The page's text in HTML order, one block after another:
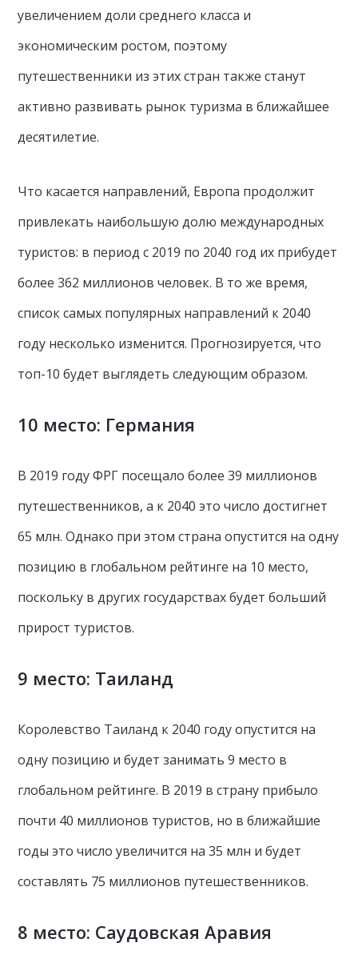
увеличением доли среднего класса и
экономическим ростом, поэтому
путешественники из этих стран также станут
активно развивать рынок туризма в ближайшее
десятилетие.
Что касается направлений, Европа продолжит
привлекать наибольшую долю международных
туристов: в период с 2019 по 2040 год их прибудет
более 362 миллионов человек. В то же время,
список самых популярных направлений к 2040
году несколько изменится. Прогнозируется, что
топ-10 будет выглядеть следующим образом.
10 место: Германия
В 2019 году ФРГ посещало более 39 миллионов
путешественников, а к 2040 это число достигнет
65 млн. Однако при этом страна опустится на одну
позицию в глобальном рейтинге на 10 место,
поскольку в других государствах будет больший
прирост туристов.
9 место: Таиланд
Королевство Таиланд к 2040 году опустится на
одну позицию и будет занимать 9 место в
глобальном рейтинге. В 2019 в страну прибыло
почти 40 миллионов туристов, но в ближайшие
годы это число увеличится на 35 млн и будет
составлять 75 миллионов путешественников.
8 место: Саудовская Аравия